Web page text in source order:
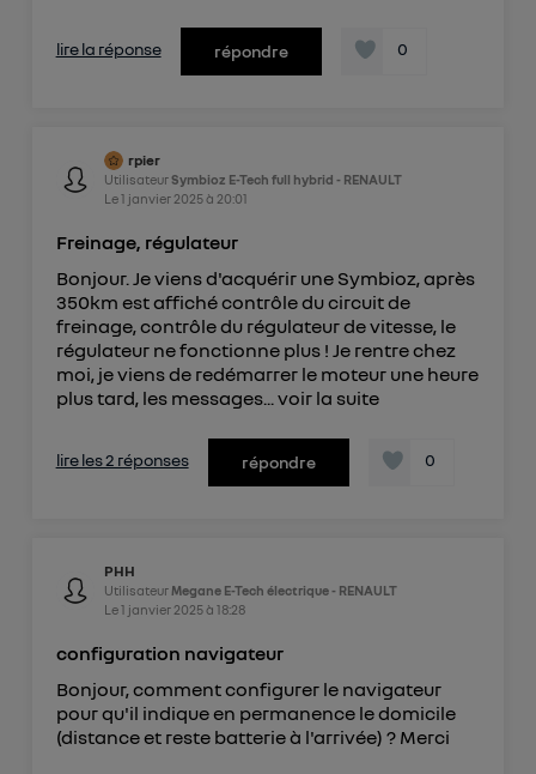
lire la réponse répondre 0
rpier
UtilisateurSymbioz E-Tech full hybrid - RENAULT
Le1 janvier 2025à 20:01
Freinage, régulateur
Bonjour. Je viens d'acquérir une Symbioz, après
350km est affiché contrôle du circuit de
freinage, contrôle du régulateur de vitesse, le
régulateur ne fonctionne plus ! Je rentre chez
moi, je viens de redémarrer le moteur une heure
plus tard, les messages... voir la suite
lire les 2 réponses répondre 0
PHH
Utilisateur Megane E-Tech électrique - RENAULT
Le1 janvier 2025à 18:28
configuration navigateur
Bonjour, comment configurer le navigateur
pour qu'il indique en permanence le domicile
(distance et reste batterie à l'arrivée) ? Merci